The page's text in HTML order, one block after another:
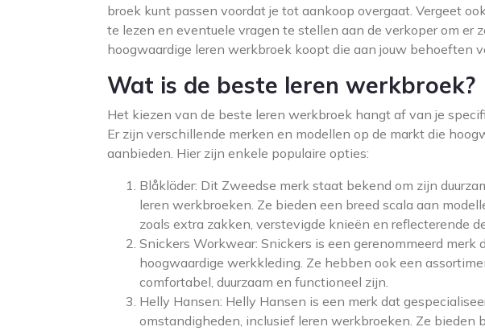
broek kunt passen voordat je tot aankoop overgaat. Vergeet
te lezen en eventuele vragen te stellen aan de verkoper om er
hoogwaardige leren werkbroek koopt die aan jouw behoeften
Wat is de beste leren werkbroek?
Het kiezen van de beste leren werkbroek hangt af van je
Er zijn verschillende merken en modellen op de markt die
aanbieden. Hier zijn enkele populaire opties:
Blåkläder: Dit Zweedse merk staat bekend om zijn
leren werkbroeken. Ze bieden een breed scala aan
zoals extra zakken, verstevigde knieën en reflecterende
Snickers Workwear: Snickers is een gerenommeerd merk
hoogwaardige werkkleding. Ze hebben ook een
comfortabel, duurzaam en functioneel zijn.
Helly Hansen: Helly Hansen is een merk dat
omstandigheden, inclusief leren werkbroeken. Ze bieden